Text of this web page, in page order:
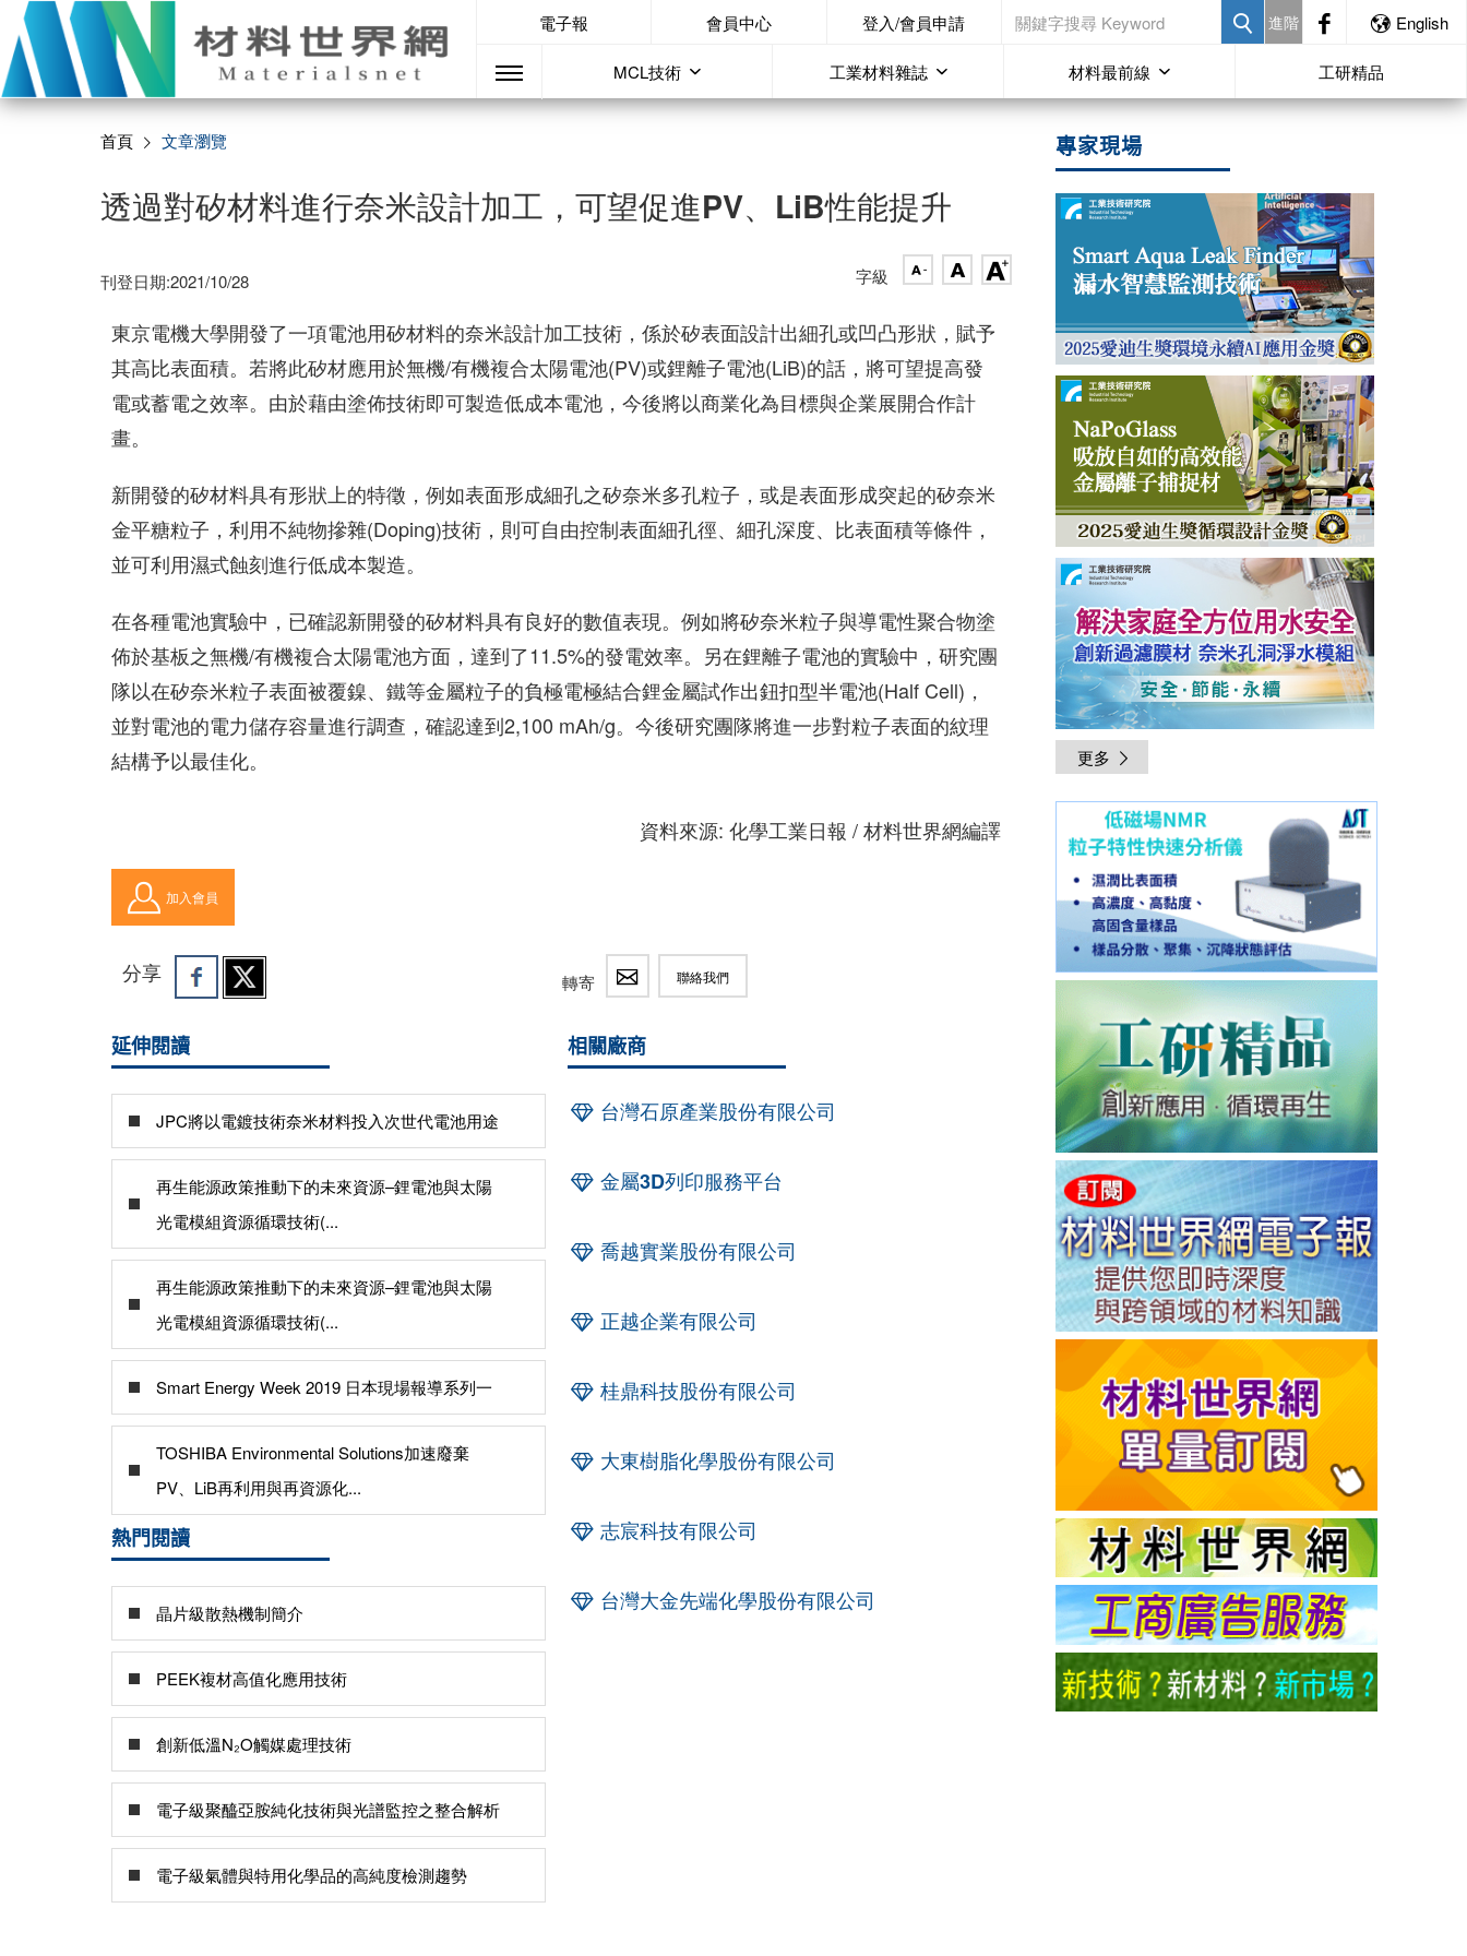
電子報 會員中心 登入/會員申請 進階 English
MCL技術 工業材料雜誌 材料最前線 工研精品
首頁 文章瀏覽
透過對矽材料進行奈米設計加工，可望促進PV、LiB性能提升
刊登日期:2021/10/28 字級
東京電機大學開發了一項電池用矽材料的奈米設計加工技術，係於矽表面設計出細孔或凹凸形狀，賦予
其高比表面積。若將此矽材應用於無機/有機複合太陽電池(PV)或鋰離子電池(LiB)的話，將可望提高發
電或蓄電之效率。由於藉由塗佈技術即可製造低成本電池，今後將以商業化為目標與企業展開合作計
畫。
新開發的矽材料具有形狀上的特徵，例如表面形成細孔之矽奈米多孔粒子，或是表面形成突起的矽奈米
金平糖粒子，利用不純物摻雜(Doping)技術，則可自由控制表面細孔徑、細孔深度、比表面積等條件，
並可利用濕式蝕刻進行低成本製造。
在各種電池實驗中，已確認新開發的矽材料具有良好的數值表現。例如將矽奈米粒子與導電性聚合物塗
佈於基板之無機/有機複合太陽電池方面，達到了11.5%的發電效率。另在鋰離子電池的實驗中，研究團
隊以在矽奈米粒子表面被覆鎳、鐵等金屬粒子的負極電極結合鋰金屬試作出鈕扣型半電池(Half Cell)，
並對電池的電力儲存容量進行調查，確認達到2,100 mAh/g。今後研究團隊將進一步對粒子表面的紋理
結構予以最佳化。
資料來源: 化學工業日報 / 材料世界網編譯
加入會員
分享 轉寄 聯絡我們
延伸閱讀
JPC將以電鍍技術奈米材料投入次世代電池用途
再生能源政策推動下的未來資源–鋰電池與太陽
光電模組資源循環技術(...
再生能源政策推動下的未來資源–鋰電池與太陽
光電模組資源循環技術(...
Smart Energy Week 2019 日本現場報導系列一
TOSHIBA Environmental Solutions加速廢棄
PV、LiB再利用與再資源化...
熱門閱讀
晶片級散熱機制簡介
PEEK複材高值化應用技術
創新低溫N₂O觸媒處理技術
電子級聚醯亞胺純化技術與光譜監控之整合解析
電子級氣體與特用化學品的高純度檢測趨勢
相關廠商
台灣石原產業股份有限公司
金屬3D列印服務平台
喬越實業股份有限公司
正越企業有限公司
桂鼎科技股份有限公司
大東樹脂化學股份有限公司
志宸科技有限公司
台灣大金先端化學股份有限公司
專家現場
更多